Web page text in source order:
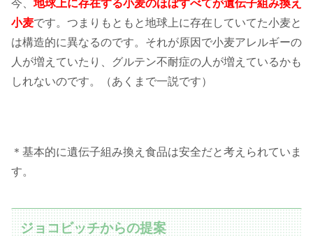
今、 地球上に存在する小麦のほぼすべてが遺伝子組み換え
小麦です。つまりもともと地球上に存在していてた小麦と
は構造的に異なるのです。それが原因で小麦アレルギーの
人が増えていたり、グルテン不耐症の人が増えているかも
しれないのです。（あくまで一説です）
＊基本的に遺伝子組み換え食品は安全だと考えられていま
す。
ジョコビッチからの提案